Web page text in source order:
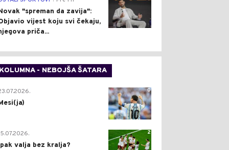
"spreman da zavija":
vijest koju svi čekaju,
priča...
KOLUMNA - NEBOJŠA ŠATARA
0
2
valja bez kralja?